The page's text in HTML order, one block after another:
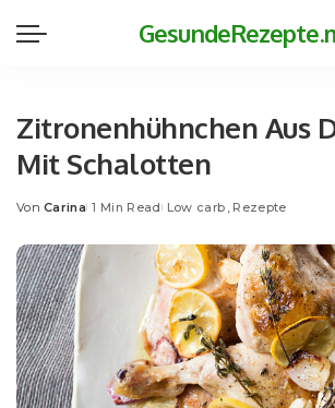
Zitronenhühnchen Aus
Mit Schalotten
Posted
Von Carina 1 Min Read Low carb Rezepte